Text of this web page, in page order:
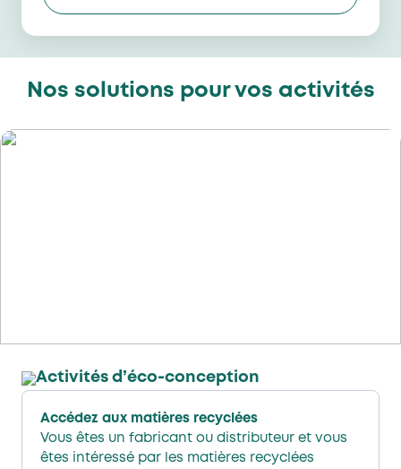
Nos solutions pour vos activités
Activités d’éco-conception​
Accédez aux matières recyclées
Vous êtes un fabricant ou distributeur et vous
êtes intéressé par les matières recyclées